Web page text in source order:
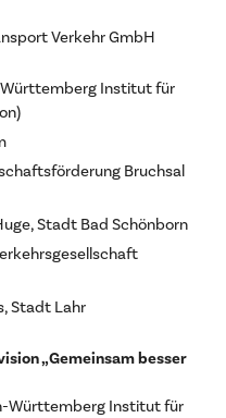
Verkehr GmbH
Institut für
Bruchsal
Stadt Bad Schönborn
Stadt Lahr
„Gemeinsam besser
Württemberg Institut für